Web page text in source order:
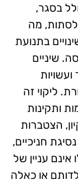
בסגר,
מה
בתנועת
שיניים
ליקוי זה
ותקינות
הצטברות
חניכיים,
עניין של
או כאלה